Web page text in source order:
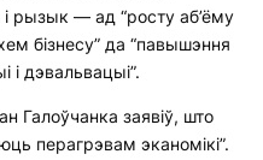
рызык — ад “росту аб’ёму
бізнесу” да “павышэння
і дэвальвацыі”.
Галоўчанка заявіў, што
перагрэвам эканомікі”.